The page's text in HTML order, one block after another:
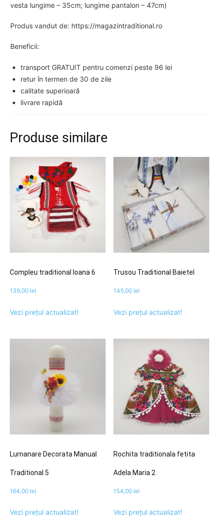
vesta lungime – 35cm; lungime pantalon – 47cm)
Produs vandut de: https://magazintraditional.ro
Beneficii:
transport GRATUIT pentru comenzi peste 96 lei
retur în termen de 30 de zile
calitate superioară
livrare rapidă
Produse similare
Compleu traditional Ioana 6
139,00 lei
Vezi prețul actualizat!
Trusou Traditional Baietel
145,00 lei
Vezi prețul actualizat!
Lumanare Decorata Manual
Traditional 5
164,00 lei
Vezi prețul actualizat!
Rochita traditionala fetita
Adela Maria 2
154,00 lei
Vezi prețul actualizat!